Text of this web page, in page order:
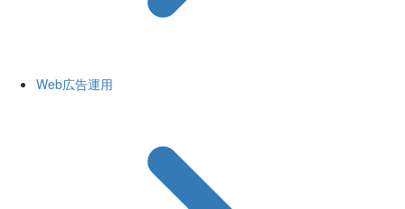
Web広告運用